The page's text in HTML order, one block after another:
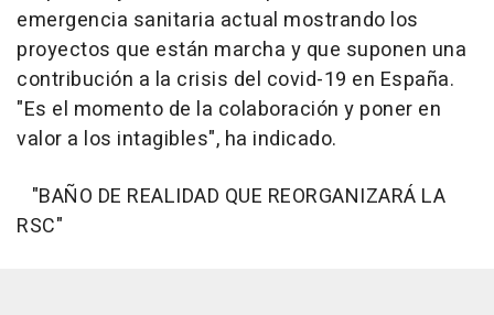
emergencia sanitaria actual mostrando los
proyectos que están marcha y que suponen una
contribución a la crisis del covid-19 en España.
"Es el momento de la colaboración y poner en
valor a los intagibles", ha indicado.
"BAÑO DE REALIDAD QUE REORGANIZARÁ LA
RSC"